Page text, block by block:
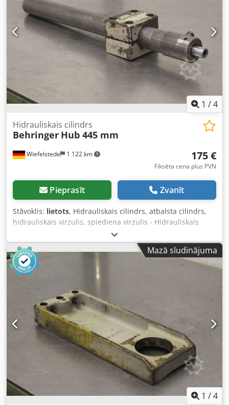
1 /4
Wiefelstede 1 122 km
Hidrauliskais cilindrs
Behringer Hub 445 mm
175 €
Fiksēta cena plus PVN
Pieprasīt Zvanīt
Stāvoklis: lietots, Hidrauliskais cilindrs, atbalsta cilindrs,
hidrauliskais virzulis, spiediena virzulis - Hidrauliskais
cilindrs: no lentzāģa automāta Behringer HBP -
Virzuļstienis: Ø 22 mm - Gājiens: 445 mm Dkodpsgb Eg
Hofx Apror - Virzuļstieņa stiprinājums: M12 - Izmēri:
605/100/H85 mm - Svars: 8,7 kg
Mazā sludinājuma
1 /4